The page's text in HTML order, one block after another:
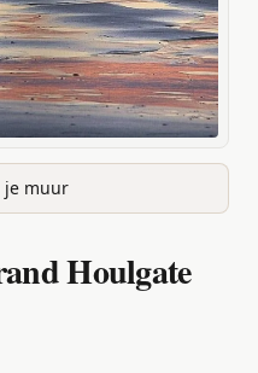
je muur
Houlgate